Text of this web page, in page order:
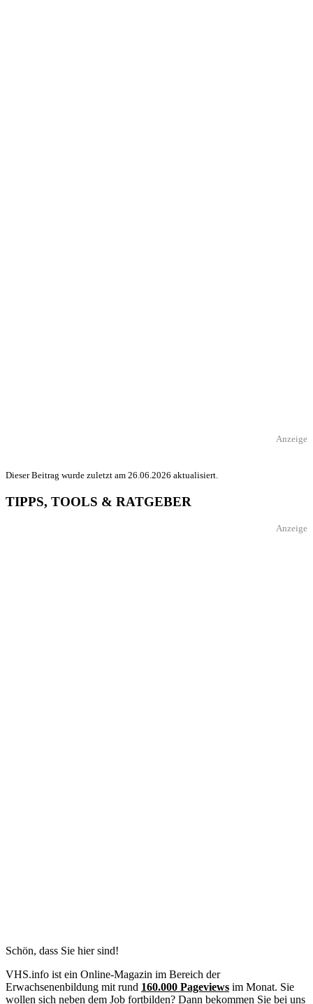
Anzeige
Dieser Beitrag wurde zuletzt am 26.06.2026 aktualisiert.
TIPPS, TOOLS & RATGEBER
Anzeige
Schön, dass Sie hier sind!
VHS.info ist ein Online-Magazin im Bereich der
Erwachsenenbildung mit rund 160.000 Pageviews im Monat. Sie
wollen sich neben dem Job fortbilden? Dann bekommen Sie bei uns